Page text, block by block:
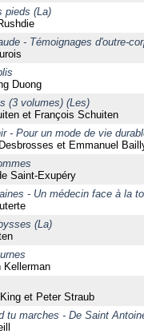
pieds (La)
- Témoignages d'outre-
Duong
(3 volumes) (Les)
et François Schuiten
- Pour un mode de vie
et Emmanuel
Saint-Exupéry
- Un médecin face à la
(La)
Kellerman
et Peter Straub
tu marches - De Saint